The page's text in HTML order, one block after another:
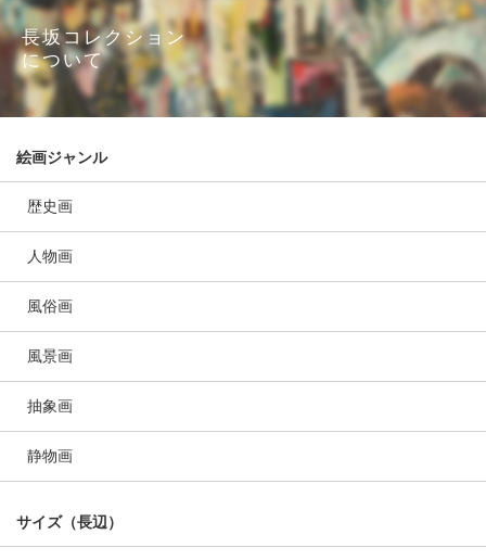
長坂コレクション
について
絵画ジャンル
歴史画
人物画
風俗画
風景画
抽象画
静物画
サイズ（長辺）